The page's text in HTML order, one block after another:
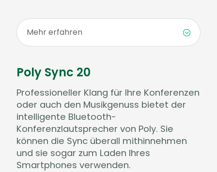
Mehr erfahren
Poly Sync 20
Professioneller Klang für Ihre Konferenzen
oder auch den Musikgenuss bietet der
intelligente Bluetooth-
Konferenzlautsprecher von Poly. Sie
können die Sync überall mithinnehmen
und sie sogar zum Laden Ihres
Smartphones verwenden.